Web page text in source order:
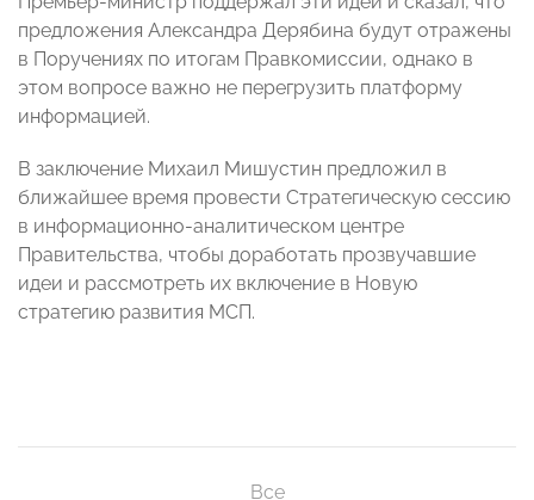
предложения Александра Дерябина будут отражены
в Поручениях по итогам Правкомиссии, однако в
этом вопросе важно не перегрузить платформу
информацией.
В заключение Михаил Мишустин предложил в
ближайшее время провести Стратегическую сессию
в информационно-аналитическом центре
Правительства, чтобы доработать прозвучавшие
идеи и рассмотреть их включение в Новую
стратегию развития МСП.
Все